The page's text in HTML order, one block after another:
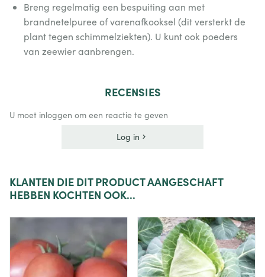
Breng regelmatig een bespuiting aan met
brandnetelpuree of varenafkooksel (dit versterkt de
plant tegen schimmelziekten). U kunt ook poeders
van zeewier aanbrengen.
RECENSIES
U moet inloggen om een reactie te geven
Log in
KLANTEN DIE DIT PRODUCT AANGESCHAFT
HEBBEN KOCHTEN OOK...